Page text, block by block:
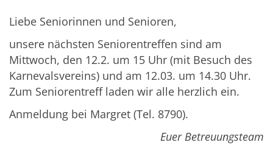
Liebe Seniorinnen und Senioren,
unsere nächsten Seniorentreffen sind am
Mittwoch, den 12.2. um 15 Uhr (mit Besuch des
Karnevalsvereins) und am 12.03. um 14.30 Uhr.
Zum Seniorentreff laden wir alle herzlich ein.
Anmeldung bei Margret (Tel. 8790).
Euer Betreuungsteam